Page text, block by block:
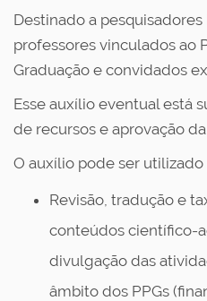
Destinado a pesquisadores
professores vinculados ao
Graduação e convidados
Esse auxílio eventual está
de recursos e aprovação da
O auxílio pode ser utilizado
Revisão, tradução e
conteúdos científico-
divulgação das
âmbito dos PPGs